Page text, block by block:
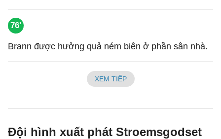
76'
Brann được hưởng quả ném biên ở phần sân nhà.
XEM TIẾP
Đội hình xuất phát Stroemsgodset